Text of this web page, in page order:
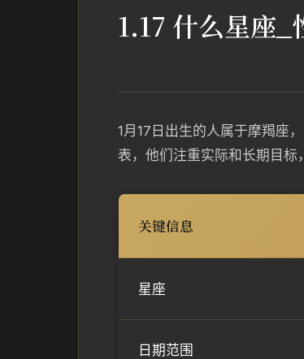
1.17 什么星座
1月17日出生的人属于摩羯座
表，他们注重实际和长期目标
关键信息
星座
日期范围